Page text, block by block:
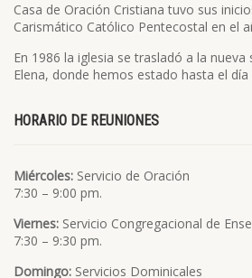
Casa de Oración Cristiana tuvo sus
Carismático Católico Pentecostal en el
En 1986 la iglesia se trasladó a la nueva
Elena, donde hemos estado hasta el día
HORARIO DE REUNIONES
Miércoles: Servicio de Oración
7:30 – 9:00 pm.
Viernes: Servicio Congregacional de
7:30 – 9:30 pm.
Domingo: Servicios Dominicales